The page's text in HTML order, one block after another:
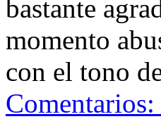
bastante
momento
con el tono
Comentarios: